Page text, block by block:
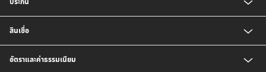
บัญชีเงินฝากประจำ
บัญชีเงินฝากกระแสรายวัน
บัญชีเงินฝากเงินตราต่างประเทศ
ตารางเปรียบเทียบผลิตภัณฑ์
ประกันวินาศภัย
สินเชื่อ
สินเชื่อบ้าน
อัตราและค่าธรรมเนียม